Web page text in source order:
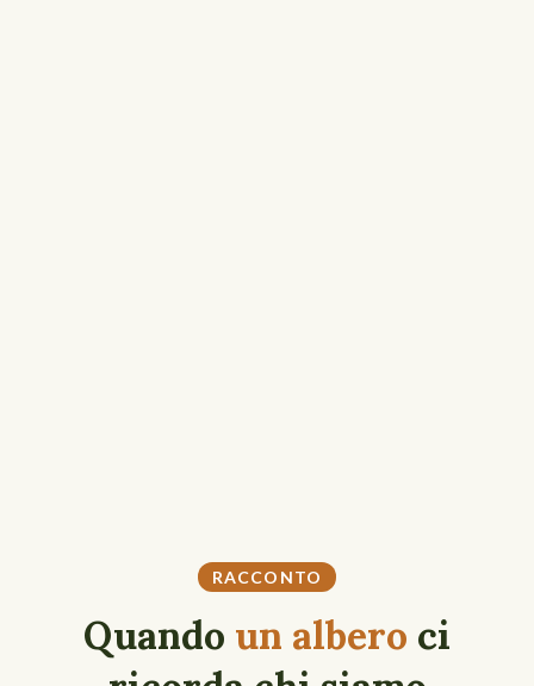
RACCONTO
Quando un albero ci